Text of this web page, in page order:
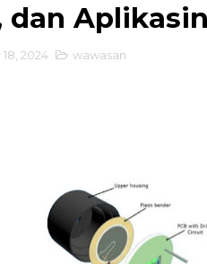
dan
2024 wawasan